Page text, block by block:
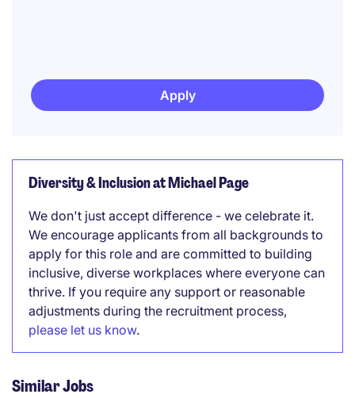
Apply
Diversity & Inclusion at Michael Page
We don't just accept difference - we celebrate it.
We encourage applicants from all backgrounds to
apply for this role and are committed to building
inclusive, diverse workplaces where everyone can
thrive. If you require any support or reasonable
adjustments during the recruitment process,
please let us know.
Similar Jobs